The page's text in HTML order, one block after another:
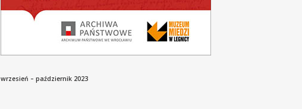
wrzesień – październik 2023